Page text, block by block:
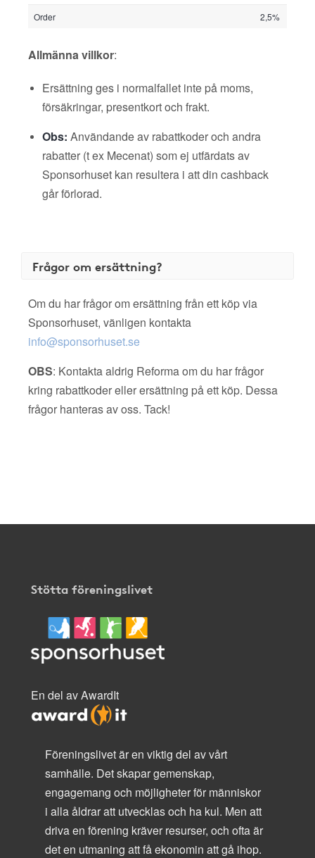
Order 2,5%
Allmänna villkor:
Ersättning ges i normalfallet inte på moms,
försäkringar, presentkort och frakt.
Obs: Användande av rabattkoder och andra
rabatter (t ex Mecenat) som ej utfärdats av
Sponsorhuset kan resultera i att din cashback
går förlorad.
Frågor om ersättning?
Om du har frågor om ersättning från ett köp via
Sponsorhuset, vänligen kontakta
info@sponsorhuset.se
OBS: Kontakta aldrig Reforma om du har frågor
kring rabattkoder eller ersättning på ett köp. Dessa
frågor hanteras av oss. Tack!
Stötta föreningslivet
En del av AwardIt
Föreningslivet är en viktig del av vårt
samhälle. Det skapar gemenskap,
engagemang och möjligheter för människor
i alla åldrar att utvecklas och ha kul. Men att
driva en förening kräver resurser, och ofta är
det en utmaning att få ekonomin att gå ihop.